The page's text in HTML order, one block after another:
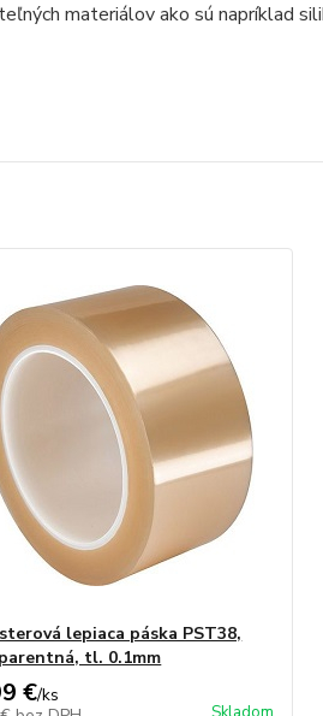
materiálov ako sú napríklad
lepiaca páska PST38,
tl. 0.1mm
€/ks